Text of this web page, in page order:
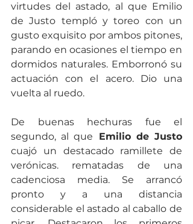
virtudes del astado, al que Emilio
de Justo templó y toreo con un
gusto exquisito por ambos pitones,
parando en ocasiones el tiempo en
dormidos naturales. Emborronó su
actuación con el acero. Dio una
vuelta al ruedo.
De buenas hechuras fue el
segundo, al que Emilio de Justo
cuajó un destacado ramillete de
verónicas. rematadas de una
cadenciosa media. Se arrancó
pronto y a una distancia
considerable el astado al caballo de